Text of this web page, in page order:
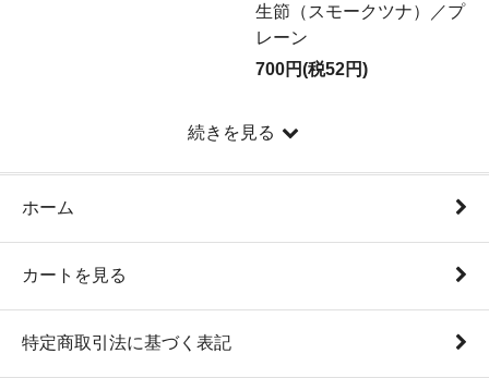
生節（スモークツナ）／プ
レーン
700円(税52円)
続きを見る
ホーム
カートを見る
特定商取引法に基づく表記